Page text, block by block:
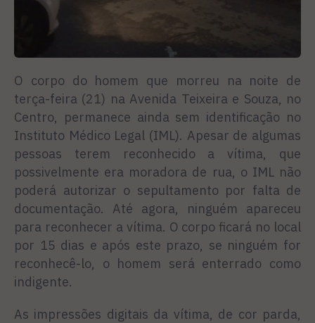
O corpo do homem que morreu na noite de
terça-feira (21) na Avenida Teixeira e Souza, no
Centro, permanece ainda sem identificação no
Instituto Médico Legal (IML). Apesar de algumas
pessoas terem reconhecido a vítima, que
possivelmente era moradora de rua, o IML não
poderá autorizar o sepultamento por falta de
documentação. Até agora, ninguém apareceu
para reconhecer a vítima. O corpo ficará no local
por 15 dias e após este prazo, se ninguém for
reconhecê-lo, o homem será enterrado como
indigente.
As impressões digitais da vítima, de cor parda,